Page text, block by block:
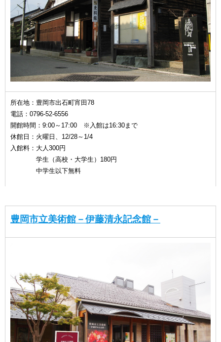
所在地：豊岡市出石町宵田78
電話：0796-52-6556
開館時間：9:00～17:00 ※入館は16:30まで
休館日：火曜日、12/28～1/4
入館料：大人300円
学生（高校・大学生）180円
中学生以下無料
豊岡市立美術館－伊藤清永記念館－